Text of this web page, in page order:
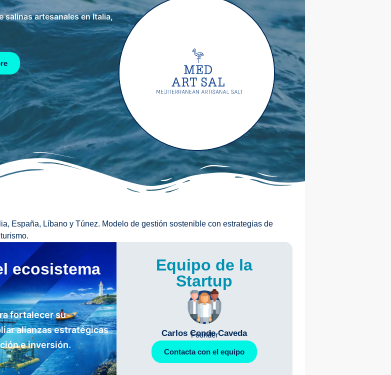
salinas artesanales en Italia,
España, Líbano y Túnez. Modelo de gestión sostenible con estrategias de
ecosistema
fortalecer su
alianzas estratégicas
e inversión.
Equipo de la
Startup
Carlos Conde Caveda
Founder
Contacta con el equipo